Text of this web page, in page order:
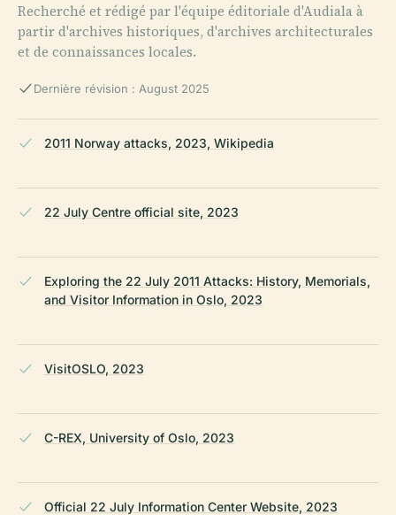
Recherché et rédigé par l'équipe éditoriale d'Audiala à
partir d'archives historiques, d'archives architecturales
et de connaissances locales.
Dernière révision : August 2025
2011 Norway attacks, 2023, Wikipedia
22 July Centre official site, 2023
Exploring the 22 July 2011 Attacks: History, Memorials,
and Visitor Information in Oslo, 2023
VisitOSLO, 2023
C-REX, University of Oslo, 2023
Official 22 July Information Center Website, 2023